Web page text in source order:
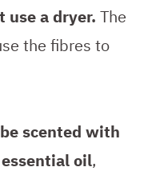
use a dryer. The
the fibres to
scented with
oil,